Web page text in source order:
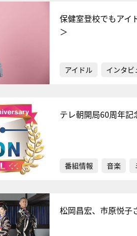
保健室登校でもアイ
＞
アイドル インタビ
テレ朝開局60周年
番組情報 音楽
松岡昌宏、市原悦子